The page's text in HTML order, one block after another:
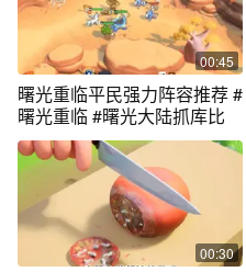
00:45
曙光重临平民强力阵容推荐 #
曙光重临 #曙光大陆抓库比
00:30